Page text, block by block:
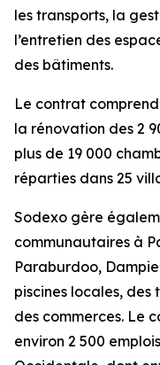
les transports, la
l’entretien des
des bâtiments.
Le contrat
la rénovation des 2
plus de 19 000
réparties dans 25
Sodexo gère
communautaires à
Paraburdoo,
piscines locales, des
des commerces. Le
environ 2 500